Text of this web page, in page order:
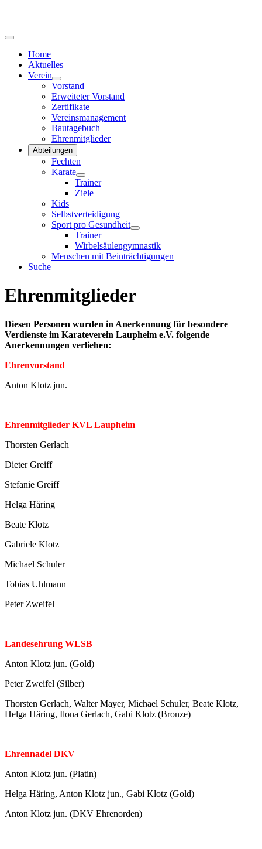
Home
Aktuelles
Verein
Vorstand
Erweiteter Vorstand
Zertifikate
Vereinsmanagement
Bautagebuch
Ehrenmitglieder
Abteilungen
Fechten
Karate
Trainer
Ziele
Kids
Selbstverteidigung
Sport pro Gesundheit
Trainer
Wirbelsäulengymnastik
Menschen mit Beinträchtigungen
Suche
Ehrenmitglieder
Diesen Personen wurden in Anerkennung für besondere
Verdienste im Karateverein Laupheim e.V. folgende
Anerkennungen verliehen:
Ehrenvorstand
Anton Klotz jun.
Ehrenmitglieder KVL Laupheim
Thorsten Gerlach
Dieter Greiff
Stefanie Greiff
Helga Häring
Beate Klotz
Gabriele Klotz
Michael Schuler
Tobias Uhlmann
Peter Zweifel
Landesehrung WLSB
Anton Klotz jun. (Gold)
Peter Zweifel (Silber)
Thorsten Gerlach, Walter Mayer, Michael Schuler, Beate Klotz,
Helga Häring, Ilona Gerlach, Gabi Klotz (Bronze)
Ehrennadel DKV
Anton Klotz jun. (Platin)
Helga Häring, Anton Klotz jun., Gabi Klotz (Gold)
Anton Klotz jun. (DKV Ehrenorden)